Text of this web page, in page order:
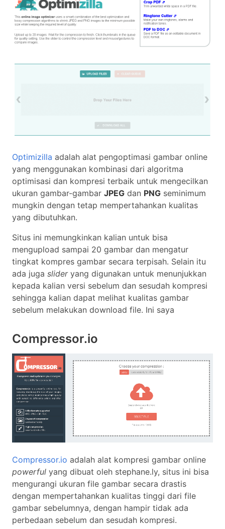
Optimizilla adalah alat pengoptimasi gambar online
yang menggunakan kombinasi dari algoritma
optimisasi dan kompresi terbaik untuk mengecilkan
ukuran gambar-gambar JPEG dan PNG seminimum
mungkin dengan tetap mempertahankan kualitas
yang dibutuhkan.
Situs ini memungkinkan kalian untuk bisa
mengupload sampai 20 gambar dan mengatur
tingkat kompres gambar secara terpisah. Selain itu
ada juga slideryang digunakan untuk menunjukkan
kepada kalian versi sebelum dan sesudah kompresi
sehingga kalian dapat melihat kualitas gambar
sebelum melakukan download file. Ini saya
Compressor.io
Compressor.io adalah alat kompresi gambar online
powerful yang dibuat oleh stephane.ly, situs ini bisa
mengurangi ukuran file gambar secara drastis
dengan mempertahankan kualitas tinggi dari file
gambar sebelumnya, dengan hampir tidak ada
perbedaan sebelum dan sesudah kompresi.